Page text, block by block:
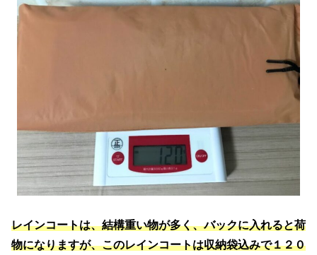
レインコートは、結構重い物が多く、バックに入れると荷
物になりますが、このレインコートは収納袋込みで１２０